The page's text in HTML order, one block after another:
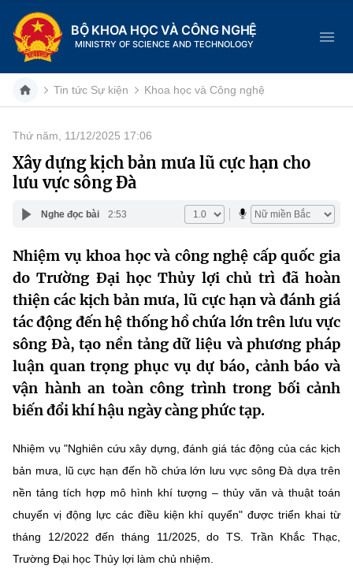
BỘ KHOA HỌC VÀ CÔNG NGHỆ
MINISTRY OF SCIENCE AND TECHNOLOGY
Danh mục
Trang chủ
Giới thiệu
Chức năng nhiệm vụ
Cơ cấu tổ chức
Lịch sử phát triển
Sở Khoa học và Công nghệ
Tin tức sự kiện
Khoa học và Công nghệ
Đổi mới sáng tạo
Chuyển đổi số
Bưu chính, Viễn thông
Sở hữu trí tuệ
Tiêu chuẩn, đo lường, chất lượng
Năng lượng nguyên tử
Tin tổng hợp
Dịch vụ công
Hệ thống văn bản
Văn bản QPPL
Văn bản chỉ đạo điều hành
Lấy ý kiến người dân về dự thảo VBQPPL
MST IOFFICE
THỐNG KÊ
Khoa học và Công nghệ
Chuyển đổi số
Bưu chính, Viễn thông
Multimedia
THƯ ĐIỆN TỬ
Khác
Videos
Tin tức Sự kiện Khoa học và Công nghệ
Thứ năm, 11/12/2025 17:06
Xây dựng kịch bản mưa lũ cực hạn cho
lưu vực sông Đà
Nghe đọc bài 2:53
Nhiệm vụ khoa học và công nghệ cấp quốc gia
do Trường Đại học Thủy lợi chủ trì đã hoàn
thiện các kịch bản mưa, lũ cực hạn và đánh giá
tác động đến hệ thống hồ chứa lớn trên lưu vực
sông Đà, tạo nền tảng dữ liệu và phương pháp
luận quan trọng phục vụ dự báo, cảnh báo và
vận hành an toàn công trình trong bối cảnh
biến đổi khí hậu ngày càng phức tạp.
Nhiệm vụ "Nghiên cứu xây dựng, đánh giá tác động của các kịch
bản mưa, lũ cực hạn đến hồ chứa lớn lưu vực sông Đà dựa trên
nền tảng tích hợp mô hình khí tượng – thủy văn và thuật toán
chuyển vị động lực các điều kiện khí quyển" được triển khai từ
tháng 12/2022 đến tháng 11/2025, do TS. Trần Khắc Thạc,
Trường Đại học Thủy lợi làm chủ nhiệm.